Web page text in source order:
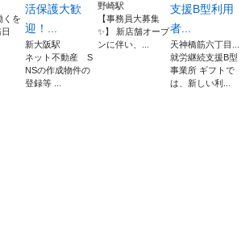
くを
活保護大歓
迎！...
新大阪駅
ネット不動産 S
NSの作成物件の
登録等 ...
野崎駅
【事務員大募集
✨】 新店舗オープ
ンに伴い、...
支援B型利用
者...
天神橋筋六丁目...
就労継続支援B型
事業所 ギフトで
は、新しい利...